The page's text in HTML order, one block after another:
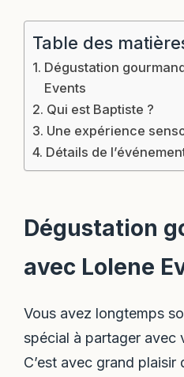
Table des
Dégustation
Events
Qui est Baptiste ?
Une expérience
Détails de
Dégustation
avec Lolene
Vous avez longtemps
spécial à partager avec
C’est avec grand plaisir